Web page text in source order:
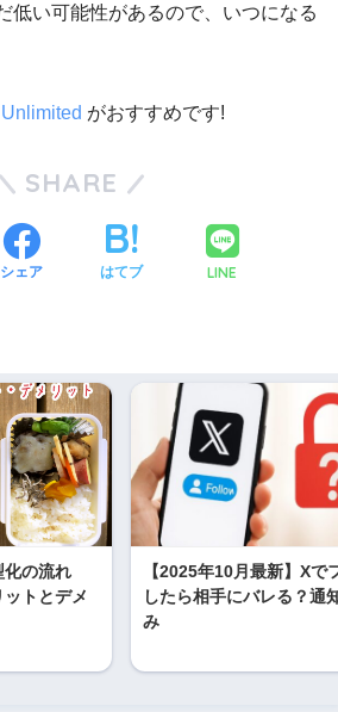
低い可能性があるので、いつになる
がおすすめです!
SHARE
シェア はてブ LINE
化の流れ
トとデメ
【2025年10月最新】Xで
したら相手にバレる？通
み